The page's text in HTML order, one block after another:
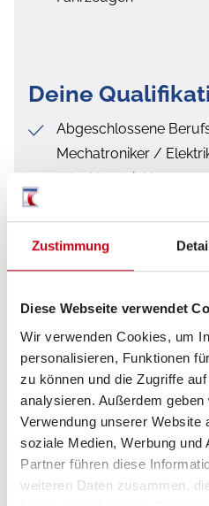
Zustimmung
Diese Webseite verwendet
Wir verwenden Cookies, um
personalisieren, Funktionen
zu können und die Zugriffe
analysieren. Außerdem
Verwendung unserer Website
soziale Medien, Werbung und
Partner führen diese
weiteren Daten zusammen,
Deine
Abgeschlossene
Mechatroniker /
oder Vergleichbares
Mehrjährige
Reparaturen und
Hohe Motivation und
Selbstständige
ausgesprochene
Teamfähigkeit,
Arbeit